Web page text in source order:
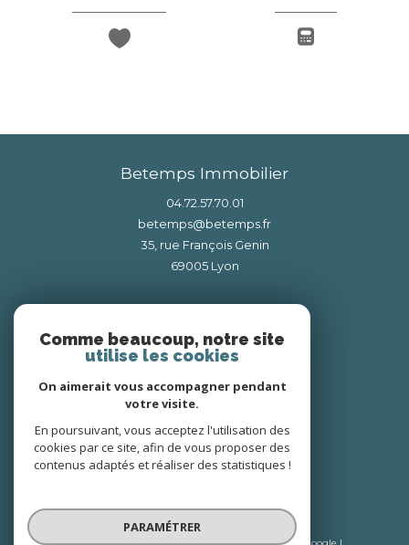
Betemps Immobilier
04.72.57.70.01
betemps@betemps.fr
35, rue François Genin
69005
lyon
Nous suivre sur
Adhérents
Comme beaucoup, notre site
utilise les cookies
On aimerait vous accompagner pendant
votre visite.
En poursuivant, vous acceptez l'utilisation des
cookies par ce site, afin de vous proposer des
contenus adaptés et réaliser des statistiques !
PARAMÉTRER